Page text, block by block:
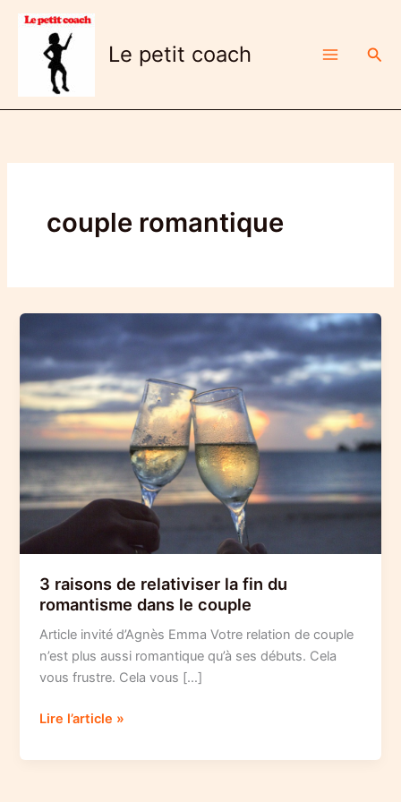
Aller
contenu
Le petit coach
couple romantique
3 raisons de relativiser la fin du
romantisme dans le couple
Article invité d’Agnès Emma Votre relation de couple
n’est plus aussi romantique qu’à ses débuts. Cela
vous frustre. Cela vous […]
3
de
Lire l’article »